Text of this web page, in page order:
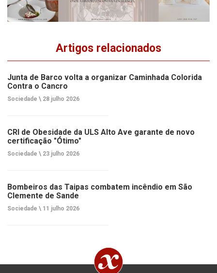
Artigos relacionados
Junta de Barco volta a organizar Caminhada Colorida
Contra o Cancro
Sociedade \ 28 julho 2026
CRI de Obesidade da ULS Alto Ave garante de novo
certificação "Ótimo"
Sociedade \ 23 julho 2026
Bombeiros das Taipas combatem incêndio em São
Clemente de Sande
Sociedade \ 11 julho 2026